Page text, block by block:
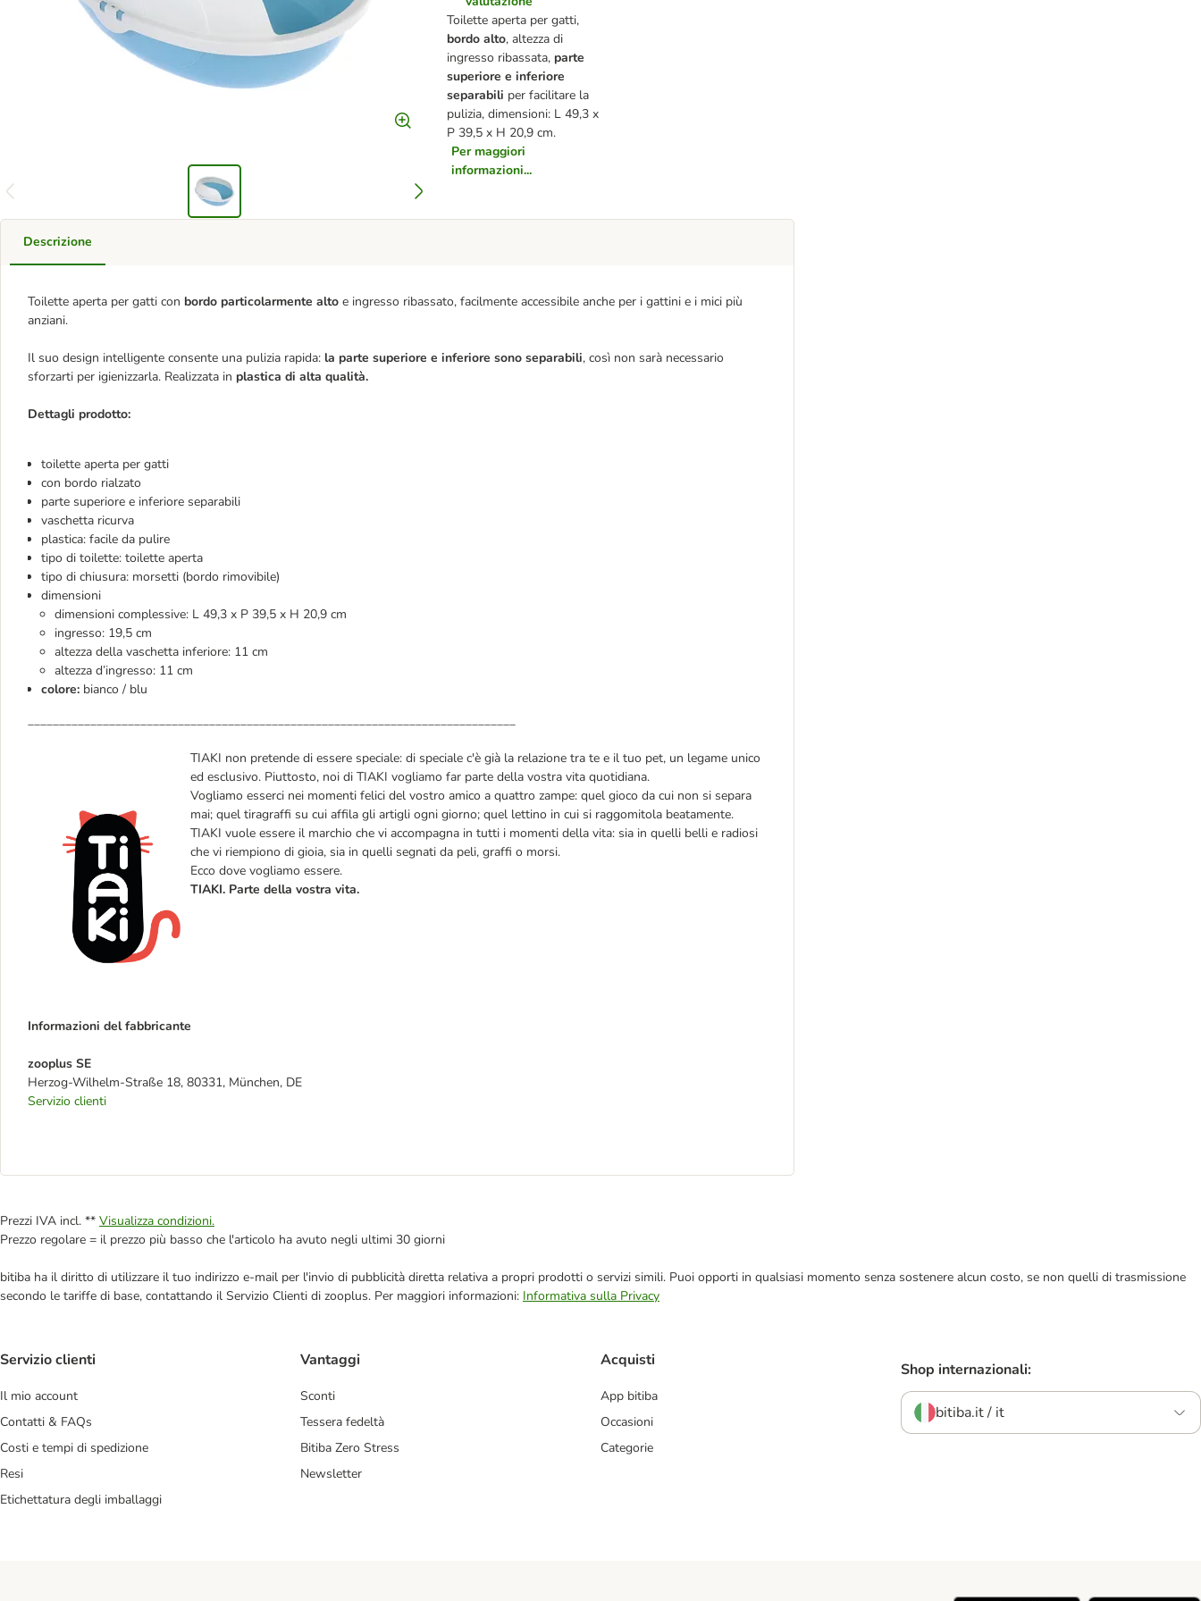
Toilette aperta per gatti,
bordo alto, altezza di
ingresso ribassata, parte
superiore e inferiore
separabili per facilitare la
pulizia, dimensioni: L 49,3 x
P 39,5 x H 20,9 cm.
Per maggiori
informazioni...
Descrizione
Toilette aperta per gatti con bordo particolarmente alto e ingresso ribassato, facilmente accessibile anche per i gattini e i mici più
anziani.
Il suo design intelligente consente una pulizia rapida: la parte superiore e inferiore sono separabili, così non sarà necessario
sforzarti per igienizzarla. Realizzata in plastica di alta qualità.
Dettagli prodotto:
toilette aperta per gatti
con bordo rialzato
parte superiore e inferiore separabili
vaschetta ricurva
plastica: facile da pulire
tipo di toilette: toilette aperta
tipo di chiusura: morsetti (bordo rimovibile)
dimensioni
dimensioni complessive: L 49,3 x P 39,5 x H 20,9 cm
ingresso: 19,5 cm
altezza della vaschetta inferiore: 11 cm
altezza d’ingresso: 11 cm
colore: bianco / blu
______________________________________________________________________________
TIAKI non pretende di essere speciale: di speciale c'è già la relazione tra te e il tuo pet, un legame unico
ed esclusivo. Piuttosto, noi di TIAKI vogliamo far parte della vostra vita quotidiana.
Vogliamo esserci nei momenti felici del vostro amico a quattro zampe: quel gioco da cui non si separa
mai; quel tiragraffi su cui affila gli artigli ogni giorno; quel lettino in cui si raggomitola beatamente.
TIAKI vuole essere il marchio che vi accompagna in tutti i momenti della vita: sia in quelli belli e radiosi
che vi riempiono di gioia, sia in quelli segnati da peli, graffi o morsi.
Ecco dove vogliamo essere.
TIAKI. Parte della vostra vita.
Informazioni del fabbricante
zooplus SE
Herzog-Wilhelm-Straße 18, 80331, München, DE
Servizio clienti
Prezzi IVA incl. ** Visualizza condizioni.
Prezzo regolare = il prezzo più basso che l'articolo ha avuto negli ultimi 30 giorni
bitiba ha il diritto di utilizzare il tuo indirizzo e-mail per l'invio di pubblicità diretta relativa a propri prodotti o servizi simili. Puoi opporti in qualsiasi momento senza sostenere alcun costo, se non quelli di trasmissione
secondo le tariffe di base, contattando il Servizio Clienti di zooplus. Per maggiori informazioni: Informativa sulla Privacy
Servizio clienti
Il mio account
Contatti & FAQs
Costi e tempi di spedizione
Resi
Etichettatura degli imballaggi
Vantaggi
Sconti
Tessera fedeltà
Bitiba Zero Stress
Newsletter
Acquisti
App bitiba
Occasioni
Categorie
Shop internazionali:
bitiba.it / it